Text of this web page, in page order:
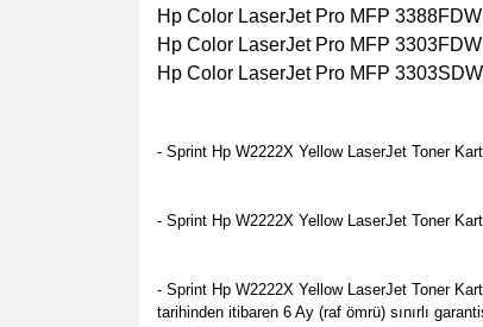
Hp Color LaserJet Pro MFP 3388FDW
Hp Color LaserJet Pro MFP 3303FDW
Hp Color LaserJet Pro MFP 3303SDW
- Sprint Hp W2222X Yellow LaserJet Toner
- Sprint Hp W2222X Yellow LaserJet Toner
- Sprint Hp W2222X Yellow LaserJet Toner
tarihinden itibaren 6 Ay (raf ömrü) sınırlı